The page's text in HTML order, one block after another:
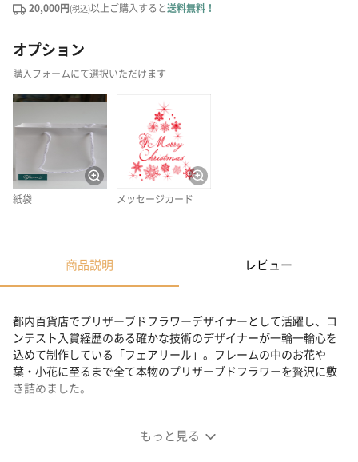
20,000円(税込)以上ご購入すると送料無料！
オプション
購入フォームにて選択いただけます
紙袋 メッセージカード
商品説明 レビュー
もっと見る
都内百貨店でプリザーブドフラワーデザイナーとして活躍し、コ
ンテスト入賞経歴のある確かな技術のデザイナーが一輪一輪心を
込めて制作している「フェアリール」。フレームの中のお花や
葉・小花に至るまで全て本物のプリザーブドフラワーを贅沢に敷
き詰めました。
満開の花畑を切りとった、まるで絵画のよう